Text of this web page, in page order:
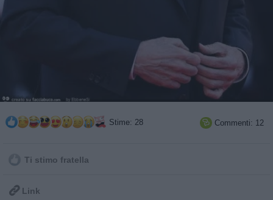
Stime: 28  Commenti: 12
Ti stimo fratella
 Link